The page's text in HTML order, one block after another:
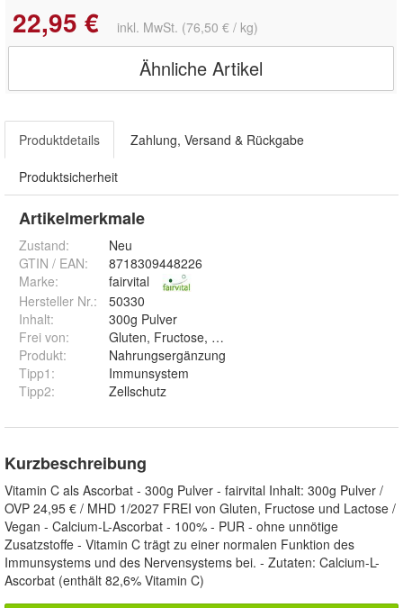
22,95 € inkl. MwSt. (76,50 € / kg)
Ähnliche Artikel
Produktdetails Zahlung, Versand & Rückgabe
Produktsicherheit
Artikelmerkmale
Zustand:
Neu
GTIN / EAN:
8718309448226
Marke:
fairvital
Hersteller Nr.:
50330
Inhalt:
300g Pulver
Frei von:
Gluten, Fructose, Lactose
Produkt:
Nahrungsergänzung
Tipp1 :
Immunsystem
Tipp2: Zellschutz
Kurzbeschreibung
Vitamin C als Ascorbat - 300g Pulver - fairvital Inhalt: 300g Pulver /
OVP 24,95 € / MHD 1/2027 FREI von Gluten, Fructose und Lactose /
Vegan - Calcium-L-Ascorbat - 100% - PUR - ohne unnötige
Zusatzstoffe - Vitamin C trägt zu einer normalen Funktion des
Immunsystems und des Nervensystems bei. - Zutaten: Calcium-L-
Ascorbat (enthält 82,6% Vitamin C)